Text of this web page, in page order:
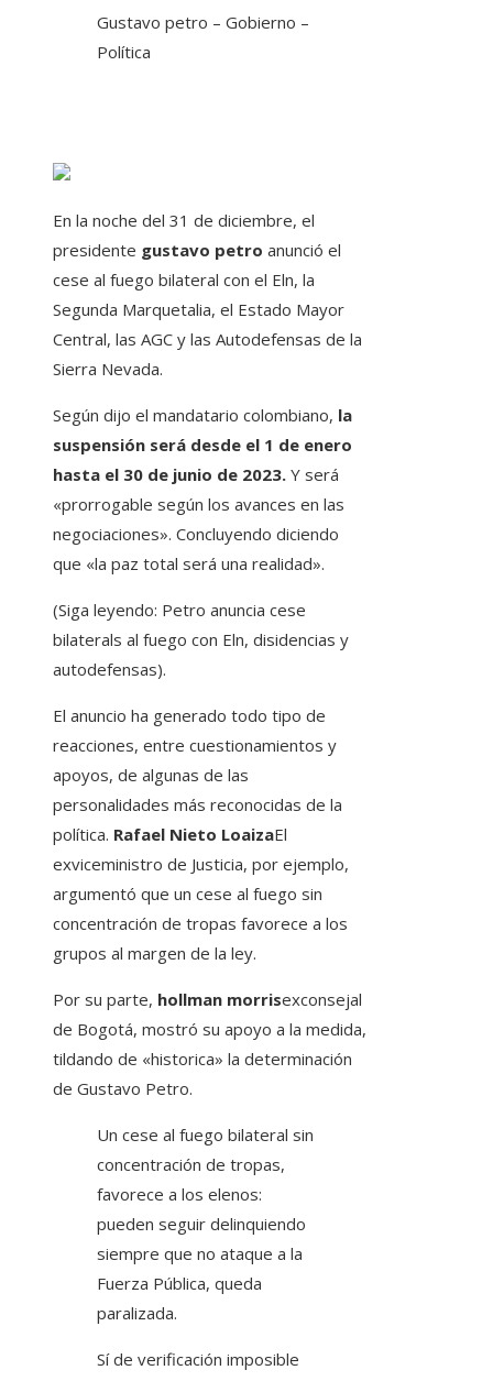
En la noche del 31 de diciembre, el
presidente gustavo petro anunció el
cese al fuego bilateral con el Eln, la
Segunda Marquetalia, el Estado Mayor
Central, las AGC y las Autodefensas de la
Sierra Nevada.
Según dijo el mandatario colombiano, la
suspensión será desde el 1 de enero
hasta el 30 de junio de 2023. Y será
«prorrogable según los avances en las
negociaciones». Concluyendo diciendo
que «la paz total será una realidad».
(Siga leyendo: Petro anuncia cese
bilaterals al fuego con Eln, disidencias y
autodefensas).
El anuncio ha generado todo tipo de
reacciones, entre cuestionamientos y
apoyos, de algunas de las
personalidades más reconocidas de la
política. Rafael Nieto LoaizaEl
exviceministro de Justicia, por ejemplo,
argumentó que un cese al fuego sin
concentración de tropas favorece a los
grupos al margen de la ley.
Por su parte, hollman morrisexconsejal
de Bogotá, mostró su apoyo a la medida,
tildando de «historica» ​​​​​​la determinación
de Gustavo Petro.​
Un cese al fuego bilateral sin
concentración de tropas,
favorece a los elenos:
pueden seguir delinquiendo
siempre que no ataque a la
Fuerza Pública, queda
paralizada.
Sí de verificación imposible